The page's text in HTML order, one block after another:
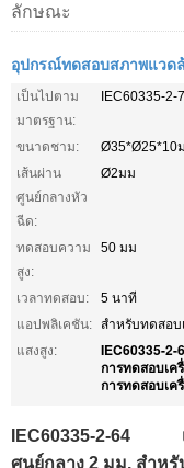
ลักษณะ
อุปกรณ์ทดสอบสภาพแวด
เป็นไปตาม
มาตรฐาน:
IEC60335-2-
ขนาดชาม:
Ø35*Ø25*10
เส้นผ่าน
ศูนย์กลางหัว
ฉีด:
Ø2มม
ทดสอบความ
สูง:
50 มม
เวลาทดสอบ:
5 นาที
แอปพลิเคชัน: สำหรับทดสอบ
แสงสูง:
IEC60335-2-
การทดสอบเค
การทดสอบเค
IEC60335-2-64 เ
ศูนย์กลาง 2 มม. สำห